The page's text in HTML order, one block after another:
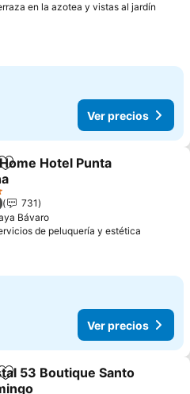
en la azotea y vistas al jardín
Ver precios
Agregar a favoritos
Hotel Punta
731
Bávaro
de peluquería y estética
Ver precios
Agregar a favoritos
53 Boutique Santo